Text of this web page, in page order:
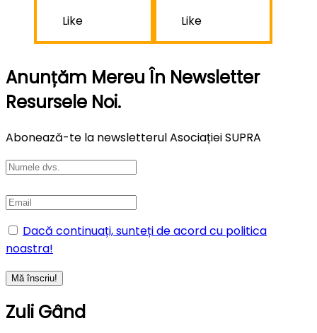
Like
Like
Anunțăm Mereu În Newsletter
Resursele Noi.
Abonează-te la newsletterul Asociației SUPRA
Dacă continuați, sunteți de acord cu politica
noastra!
Zuli Gând